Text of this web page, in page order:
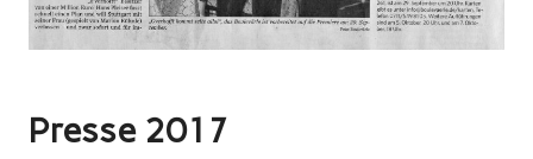
Presse 2017